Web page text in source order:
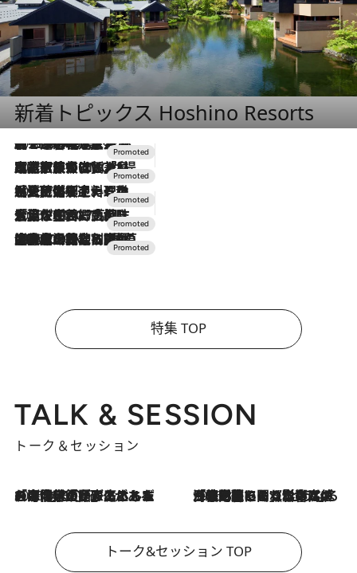
新着トピックス Hoshino Resorts
2026.8.7
【トンボの足水浴】ヒノキの香りに包まれて涼感マックス！約13℃の湧水かけ流しを避暑地「星野温泉 トンボの湯」で体験
2026.7.31
【ホテル帰省】という選択肢をOMOが提案。家族とほどよい距離を保つには「昼は実家、夜は気兼ねなくホテルで！」
2026.7.24
【夏限定ディナーコース】旬を迎える稚鮎や花ズッキーニなどをイタリア・トスカーナの郷土料理の手法で満喫！
2026.7.17
「土佐和ハーブかき氷」がOMO7高知に登場！生姜、山椒、大葉など目にも舌にも涼を呼ぶ郷土の味
2026.7.10
NEW OPEN！【界 草津】名湯の地に誕生。趣の異なる2種の温泉と上州ならではの会席・蕎麦割烹など美食を味わう究極の癒やし旅
特集 TOP
TALK & SESSION
トーク＆セッション
2026.8.3
「今後値上げがあるとすれば…」「リスクがあるのは今年の冬」エネルギー専門家が語る、ホルムズ海峡封鎖が家庭にもたらす“ある心配” 2026.8.3
「住宅建てられない…」「サーチャージ料の高値が続いている」ホルムズ海峡封鎖による影響はいつまで続く？《エネルギー専門家に聞く“どうなる日本の暮らし”》
トーク&セッション TOP